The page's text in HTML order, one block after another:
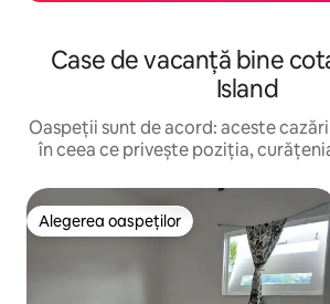
Case de vacanță bine
Island
Oaspeții sunt de acord: aceste
în ceea ce privește poziția,
Alegerea oaspeților
Alegerea oaspeților